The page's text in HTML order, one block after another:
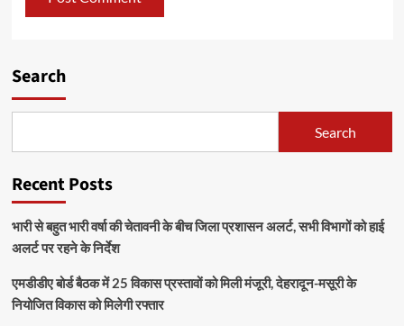
Search
Search
Recent Posts
भारी से बहुत भारी वर्षा की चेतावनी के बीच जिला प्रशासन अलर्ट, सभी विभागों को हाई
अलर्ट पर रहने के निर्देश
एमडीडीए बोर्ड बैठक में 25 विकास प्रस्तावों को मिली मंजूरी, देहरादून-मसूरी के
नियोजित विकास को मिलेगी रफ्तार